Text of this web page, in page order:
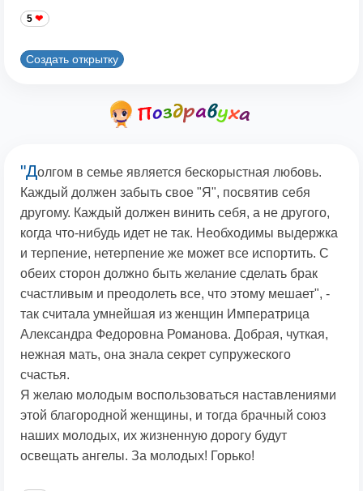
5
Создать открытку
"Долгом в семье является бескорыстная любовь.
Каждый должен забыть свое "Я", посвятив себя
другому. Каждый должен винить себя, а не другого,
когда что-нибудь идет не так. Необходимы выдержка
и терпение, нетерпение же может все испортить. С
обеих сторон должно быть желание сделать брак
счастливым и преодолеть все, что этому мешает", -
так считала умнейшая из женщин Императрица
Александра Федоровна Романова. Добрая, чуткая,
нежная мать, она знала секрет супружеского
счастья.
Я желаю молодым воспользоваться наставлениями
этой благородной женщины, и тогда брачный союз
наших молодых, их жизненную дорогу будут
освещать ангелы. За молодых! Горько!